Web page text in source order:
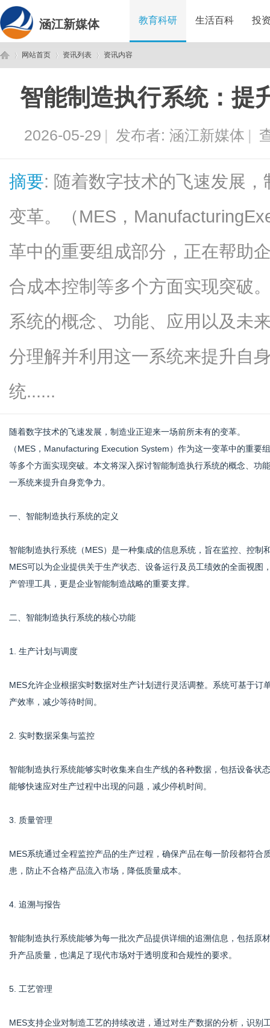
涵江新媒体 教育科研 生活百科 投
网站首页
›
资讯列表
›
资讯内容
智能制造执行系统：提
2026-05-29 | 发布者: 涵江新媒体 |
摘要: 随着数字技术的飞速发展
变革。（MES，
革中的重要组成部分，正在帮助
合成本控制等多个方面实现突破
系统的概念、功能、应用以及未
分理解并利用这一系统来提升自
统......
随着数字技术的飞速发展，制造业正迎来一场前所未有的变革。
（MES，Manufacturing Execution System）作为这一变革中的重
等多个方面实现突破。本文将深入探讨智能制造执行系统的概念、功
一系统来提升自身竞争力。
一、智能制造执行系统的定义
智能制造执行系统（MES）是一种集成的信息系统，旨在监控、控
MES可以为企业提供关于生产状态、设备运行及员工绩效的全面视
产管理工具，更是企业智能制造战略的重要支撑。
二、智能制造执行系统的核心功能
1. 生产计划与调度
MES允许企业根据实时数据对生产计划进行灵活调整。系统可基于
产效率，减少等待时间。
2. 实时数据采集与监控
智能制造执行系统能够实时收集来自生产线的各种数据，包括设备状
能够快速应对生产过程中出现的问题，减少停机时间。
3. 质量管理
MES系统通过全程监控产品的生产过程，确保产品在每一阶段都符
患，防止不合格产品流入市场，降低质量成本。
4. 追溯与报告
智能制造执行系统能够为每一批次产品提供详细的追溯信息，包括原
升产品质量，也满足了现代市场对于透明度和合规性的要求。
5. 工艺管理
MES支持企业对制造工艺的持续改进，通过对生产数据的分析，识